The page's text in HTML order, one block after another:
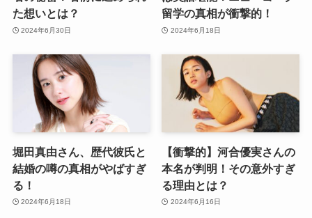
た想いとは？
2024年6月30日
留学の真相が衝撃的！
2024年6月18日
堀田真由さん、歴代彼氏と
結婚の噂の真相がやばすぎ
る！
2024年6月18日
【衝撃的】河合優実さんの
本名が判明！その意外すぎ
る理由とは？
2024年6月16日